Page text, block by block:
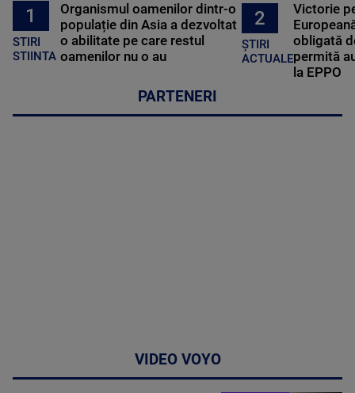
1
STIRI
STIINTA
Organismul oamenilor dintr-o
populație din Asia a dezvoltat
o abilitate pe care restul
oamenilor nu o au
2
ȘTIRI
ACTUALE
Victorie
obligată
permită
la EPPO
PARTENERI
VIDEO VOYO